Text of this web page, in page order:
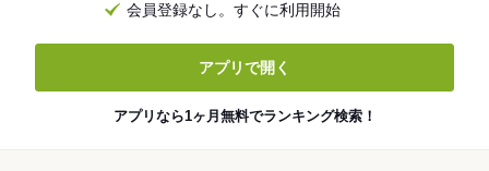
会員登録なし。すぐに利用開始
アプリで開く
アプリなら1ヶ月無料でランキング検索！